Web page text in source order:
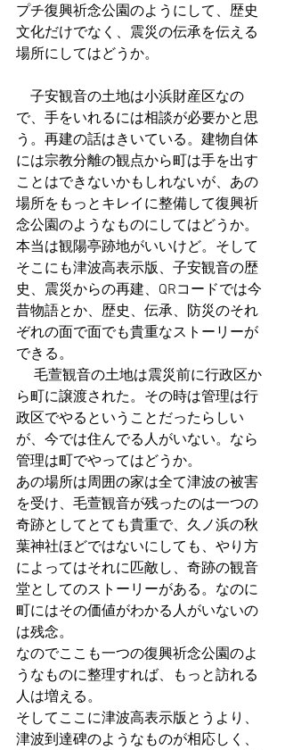
プチ復興祈念公園のようにして、歴史
文化だけでなく、震災の伝承を伝える
場所にしてはどうか。
子安観音の土地は小浜財産区なの
で、手をいれるには相談が必要かと思
う。再建の話はきいている。建物自体
には宗教分離の観点から町は手を出す
ことはできないかもしれないが、あの
場所をもっとキレイに整備して復興祈
念公園のようなものにしてはどうか。
本当は観陽亭跡地がいいけど。そして
そこにも津波高表示版、子安観音の歴
史、震災からの再建、QRコードでは今
昔物語とか、歴史、伝承、防災のそれ
ぞれの面で面でも貴重なストーリーが
できる。
毛萱観音の土地は震災前に行政区か
ら町に譲渡された。その時は管理は行
政区でやるということだったらしい
が、今では住んでる人がいない。なら
管理は町でやってはどうか。
あの場所は周囲の家は全て津波の被害
を受け、毛萱観音が残ったのは一つの
奇跡としてとても貴重で、久ノ浜の秋
葉神社ほどではないにしても、やり方
によってはそれに匹敵し、奇跡の観音
堂としてのストーリーがある。なのに
町にはその価値がわかる人がいないの
は残念。
なのでここも一つの復興祈念公園のよ
うなものに整理すれば、もっと訪れる
人は増える。
そしてここに津波高表示版とうより、
津波到達碑のようなものが相応しく、